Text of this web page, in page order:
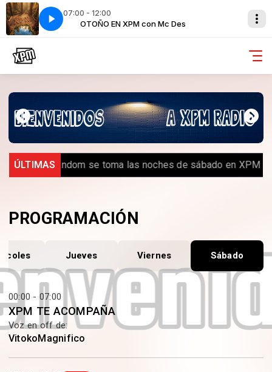
07:00 - 12:00
OTOÑO EN XPM con Mc Des
XPM TE ACOMPAÑA con VitokoMagnifico
ÚLTIMAS
Royal Random se toma las noches de sábado en XPM
PROGRAMACIÓN
Jueves Viernes Sábado
00:00 - 07:00
XPM TE ACOMPAÑA
Voz en off de:
VitokoMagnifico